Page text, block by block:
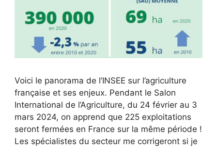
Voici le panorama de l’INSEE sur l’agriculture
française et ses enjeux. Pendant le Salon
International de l’Agriculture, du 24 février au 3
mars 2024, on apprend que 225 exploitations
seront fermées en France sur la même période !
Les spécialistes du secteur me corrigeront si je